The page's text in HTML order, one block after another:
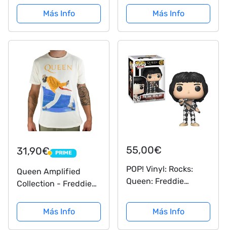
x 12.5cmMás Info
música, Inglés
Más Info
31,90€ PRIME
PRIME
Queen Amplified
Collection - Freddie
Hombre Camiseta
Blanco Roto XL
Más Info
55,00€
POP! Vinyl: Rocks:
Queen: Freddie
Más Info